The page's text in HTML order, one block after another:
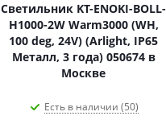
Светильник KT-ENOKI-BOLL-
H1000-2W Warm3000 (WH,
100 deg, 24V) (Arlight, IP65
Металл, 3 года) 050674 в
Москве
Есть в наличии (50)